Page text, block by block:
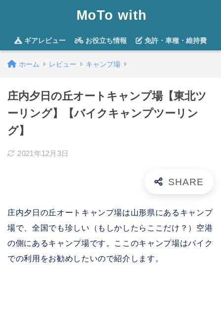
MoTo with
ギアレビュー お役立ち情報 免許・車種・維持費
ホーム レビュー キャンプ場
庄内夕日の丘オートキャンプ場【東北ツ
ーリング】【バイクキャンプツーリン
グ】
2021年12月3日
庄内夕日の丘オートキャンプ場は山形県にあるキャンプ
場で、全国でも珍しい（もしかしたらここだけ？）空港
の側にあるキャンプ場です。ここのキャンプ場はバイク
での利用をお勧めしたいので紹介します。